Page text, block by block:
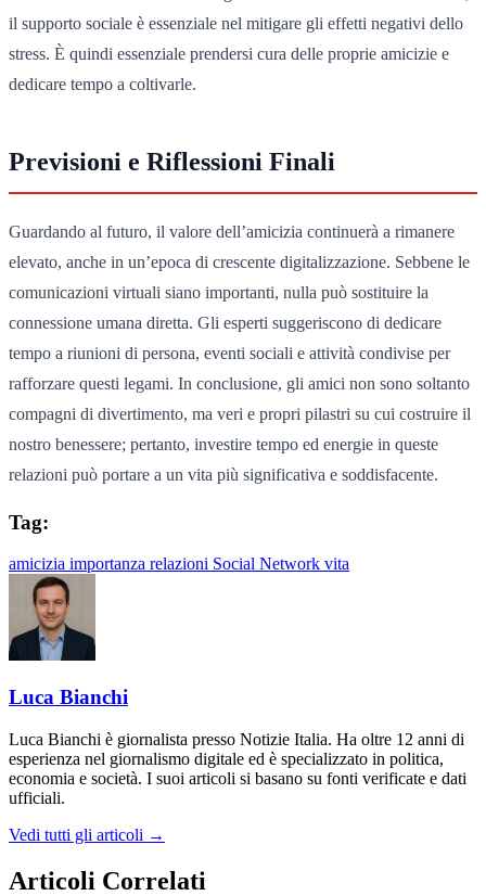
il supporto sociale è essenziale nel mitigare gli effetti negativi dello
stress. È quindi essenziale prendersi cura delle proprie amicizie e
dedicare tempo a coltivarle.
Previsioni e Riflessioni Finali
Guardando al futuro, il valore dell’amicizia continuerà a rimanere
elevato, anche in un’epoca di crescente digitalizzazione. Sebbene le
comunicazioni virtuali siano importanti, nulla può sostituire la
connessione umana diretta. Gli esperti suggeriscono di dedicare
tempo a riunioni di persona, eventi sociali e attività condivise per
rafforzare questi legami. In conclusione, gli amici non sono soltanto
compagni di divertimento, ma veri e propri pilastri su cui costruire il
nostro benessere; pertanto, investire tempo ed energie in queste
relazioni può portare a un vita più significativa e soddisfacente.
Tag:
amicizia importanza relazioni Social Network vita
Luca Bianchi
Luca Bianchi è giornalista presso Notizie Italia. Ha oltre 12 anni di
esperienza nel giornalismo digitale ed è specializzato in politica,
economia e società. I suoi articoli si basano su fonti verificate e dati
ufficiali.
Vedi tutti gli articoli →
Articoli Correlati